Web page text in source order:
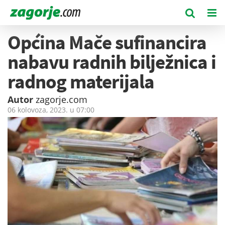
Općina Mače sufinancira
nabavu radnih bilježnica i
radnog materijala
Autor zagorje.com
06 kolovoza, 2023. u 07:00